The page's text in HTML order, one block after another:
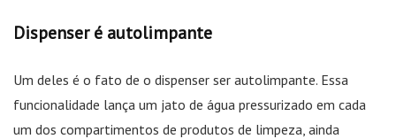
Dispenser é autolimpante
Um deles é o fato de o dispenser ser autolimpante. Essa
funcionalidade lança um jato de água pressurizado em cada
um dos compartimentos de produtos de limpeza, ainda